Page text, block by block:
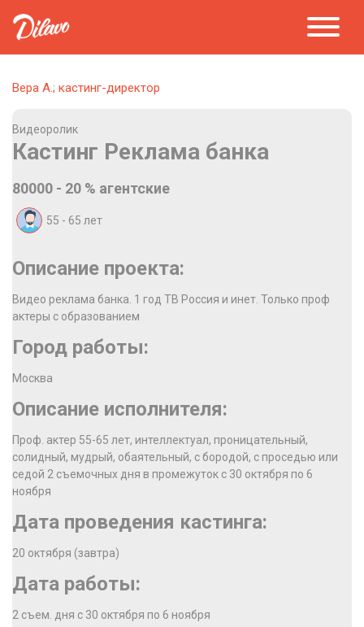
Вера А.; кастинг-директор
Видеоролик
Кастинг Реклама банка
80000 - 20 % агентские
55 - 65 лет
Описание проекта:
Видео реклама банка. 1 год ТВ Россия и инет. Только проф
актеры с образованием
Город работы:
Москва
Описание исполнителя:
Проф. актер 55-65 лет, интеллектуал, проницательный,
солидный, мудрый, обаятельный, с бородой, с проседью или
седой 2 съемочных дня в промежуток с 30 октября по 6
ноября
Дата проведения кастинга:
20 октября (завтра)
Дата работы:
2 съем. дня с 30 октября по 6 ноября